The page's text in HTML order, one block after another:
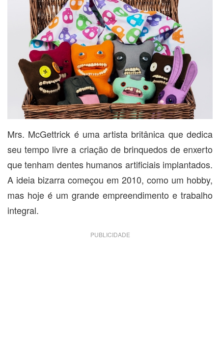
Mrs. McGettrick é uma artista britânica que dedica
seu tempo livre a criação de brinquedos de enxerto
que tenham dentes humanos artificiais implantados.
A ideia bizarra começou em 2010, como um hobby,
mas hoje é um grande empreendimento e trabalho
integral.
PUBLICIDADE